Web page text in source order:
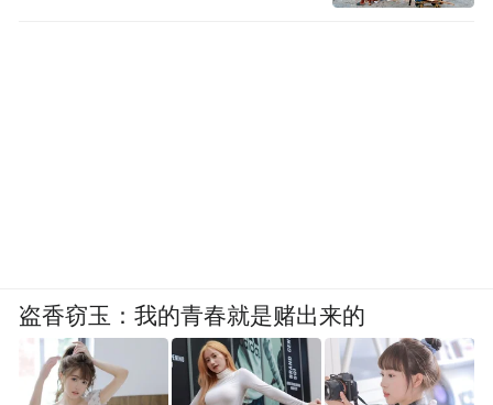
盗香窃玉：我的青春就是赌出来的